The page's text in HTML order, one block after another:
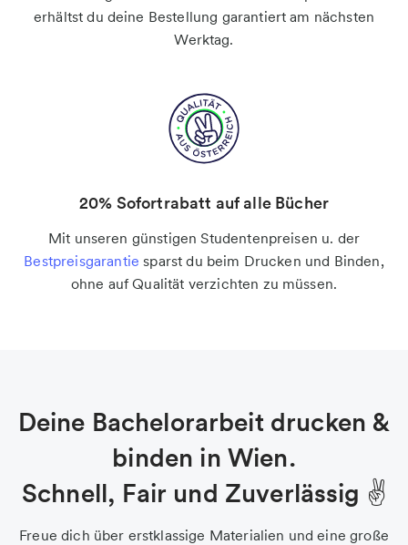
erhältst du deine Bestellung garantiert am nächsten
Werktag.
20% Sofortrabatt auf alle Bücher
Mit unseren günstigen Studentenpreisen u. der
Bestpreisgarantie sparst du beim Drucken und Binden,
ohne auf Qualität verzichten zu müssen.
Deine Bachelorarbeit drucken &
binden in Wien.
Schnell, Fair und Zuverlässig ✌️
Freue dich über erstklassige Materialien und eine große